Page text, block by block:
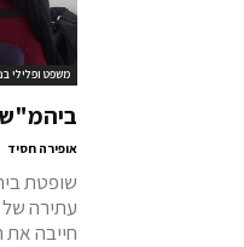
משפט ופלילי
אופירה חסיד
שופטת
עתירה של
חייבה